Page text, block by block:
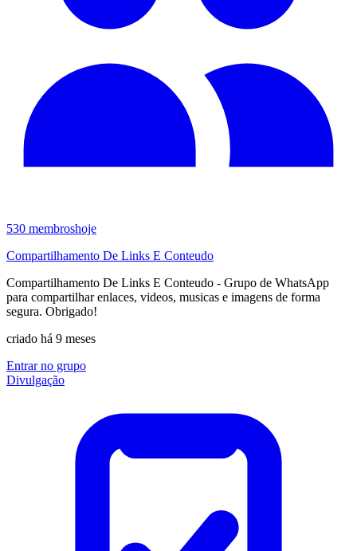
530 membroshoje
Compartilhamento De Links E Conteudo
Compartilhamento De Links E Conteudo - Grupo de WhatsApp
para compartilhar enlaces, videos, musicas e imagens de forma
segura. Obrigado!
criado há 9 meses
Entrar no grupo
Divulgação